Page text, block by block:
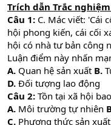
Trích dẫn Trắc nghiệm
Câu 1: C. Mác viết: 'Cái
hội phong kiến, cái cối
hội có nhà tư bản công
Luận điểm này nhấn
A. Quan hệ sản xuất B.
D. Đối tượng lao động
Câu 2: Tồn tại xã hội
A. Môi trường tự nhiên
C. Phương thức sản xuất